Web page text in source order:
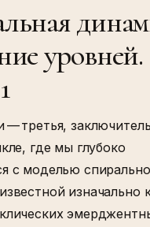
уровней.
третья,
где мы глубоко
с моделью
изначально